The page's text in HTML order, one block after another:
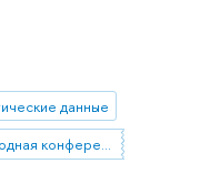
данные
Международная конференция